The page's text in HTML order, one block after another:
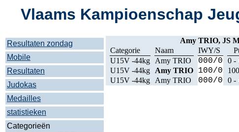
Vlaams Kampioenschap
Resultaten zondag
Mobile
Resultaten
Judokas
Medailles
statistieken
Categorieën
Amy TRIO, JS
Categorie
Naam IWY/S
U15V -44kg
Amy TRIO 000/0 0 -
U15V -44kg
Amy TRIO 100/0
U15V -44kg
Amy TRIO 000/0 0 -